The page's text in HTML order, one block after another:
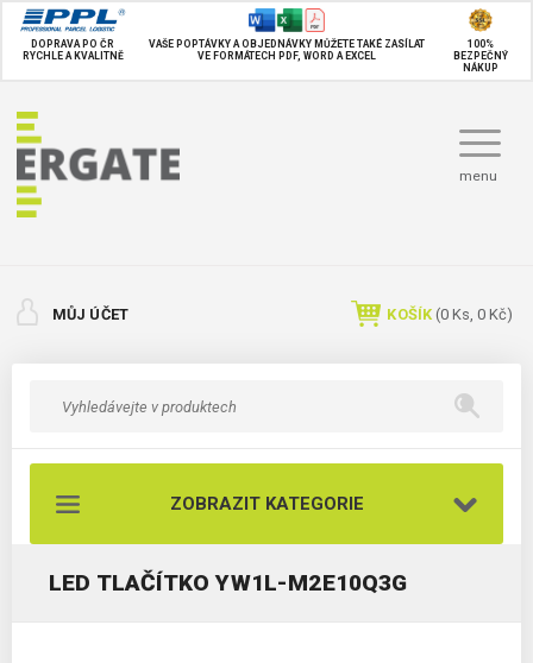
DOPRAVA PO ČR
RYCHLE A KVALITNĚ
VAŠE POPTÁVKY A OBJEDNÁVKY MŮŽETE TAKÉ ZASÍLAT
VE FORMÁTECH PDF, WORD A EXCEL
100%
BEZPEČNÝ
NÁKUP
menu
MŮJ ÚČET KOŠÍK (0 Ks, 0 Kč)
ZOBRAZIT KATEGORIE
LED TLAČÍTKO YW1L-M2E10Q3G